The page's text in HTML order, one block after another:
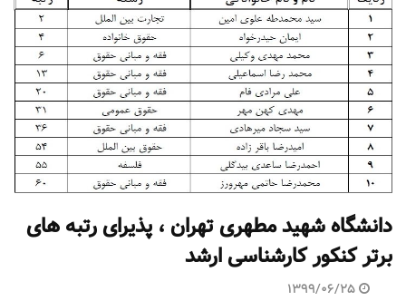
دانشگاه شهید مطهری تهران ، پذیرای رتبه های
برتر کنکور کارشناسی ارشد
1399/06/25